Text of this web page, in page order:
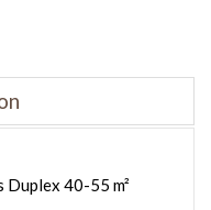
Duplex 40-55 m²